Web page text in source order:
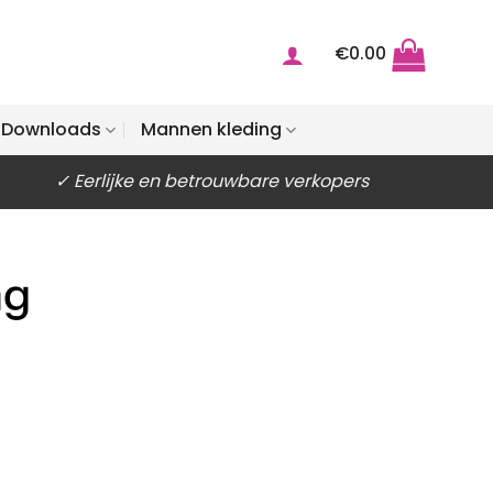
€0.00
Downloads Mannen kleding
✓ Eerlijke en betrouwbare verkopers